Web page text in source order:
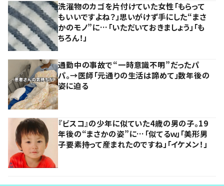
洗濯物のカゴを片付けていた女性「もらって
もいいですよね？」思いがけず手にした“まさ
かのモノ”に…「いただいておきましょう」「も
ちろん！」
通勤中の事故で“一時意識不明”だったパ
パ。→医師「元通りの生活は諦めて」数年後の
姿に迫る
『ビスコ』の少年に似ていた4歳の男の子。19
年後の“まさかの姿”に…「似てるｗ」「美形男
子要素持って産まれたのですね」「イケメン！」